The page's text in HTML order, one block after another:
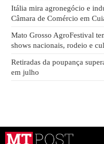
Itália mira agronegócio e
Câmara de Comércio em
Mato Grosso AgroFestival
shows nacionais, rodeio e
Retiradas da poupança
em julho